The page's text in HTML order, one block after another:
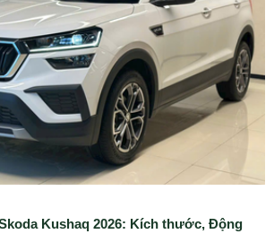
Kushaq 2026: Kích thước, Động